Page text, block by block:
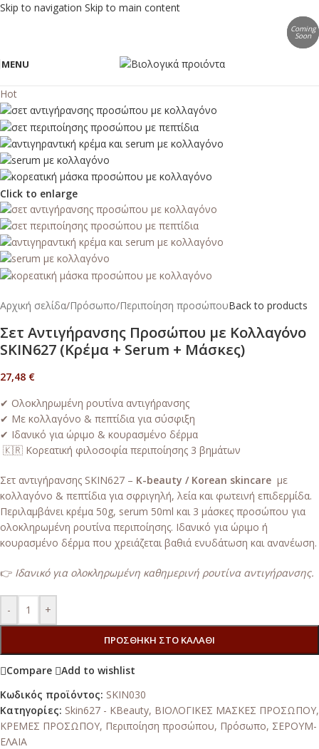
Skip to navigation Skip to main content
MENU
Hot
Click to enlarge
Αρχική σελίδα/Πρόσωπο/Περιποίηση προσώπουBack to products
Σετ Αντιγήρανσης Προσώπου με Κολλαγόνο
SKIN627 (Κρέμα + Serum + Μάσκες)
27,48 €
✔ Ολοκληρωμένη ρουτίνα αντιγήρανσης
✔ Με κολλαγόνο & πεπτίδια για σύσφιξη
✔ Ιδανικό για ώριμο & κουρασμένο δέρμα
🇰🇷 Κορεατική φιλοσοφία περιποίησης 3 βημάτων
Σετ αντιγήρανσης SKIN627 – K-beauty / Korean skincare με
κολλαγόνο & πεπτίδια για σφριγηλή, λεία και φωτεινή επιδερμίδα.
Περιλαμβάνει κρέμα 50g, serum 50ml και 3 μάσκες προσώπου για
ολοκληρωμένη ρουτίνα περιποίησης. Ιδανικό για ώριμο ή
κουρασμένο δέρμα που χρειάζεται βαθιά ενυδάτωση και ανανέωση.
👉 Ιδανικό για ολοκληρωμένη καθημερινή ρουτίνα αντιγήρανσης.
- +
ΠΡΟΣΘΉΚΗ ΣΤΟ ΚΑΛΆΘΙ
Compare
Add to wishlist
Κωδικός προϊόντος: SKIN030
Κατηγορίες: Skin627 - KBeauty, ΒΙΟΛΟΓΙΚΕΣ ΜΑΣΚΕΣ ΠΡΟΣΩΠΟΥ,
ΚΡΕΜΕΣ ΠΡΟΣΩΠΟΥ, Περιποίηση προσώπου, Πρόσωπο, ΣΕΡΟΥΜ-
ΕΛΑΙΑ
Coming
Soon
Coming
Soon